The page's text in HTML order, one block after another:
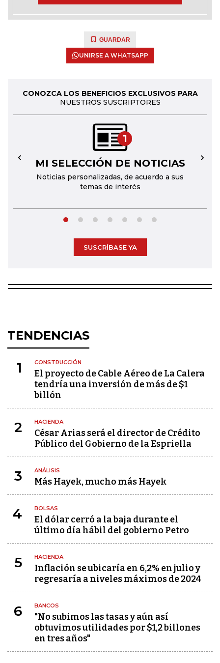
GUARDAR
UNIRSE A WHATSAPP
CONOZCA LOS BENEFICIOS EXCLUSIVOS PARA
NUESTROS SUSCRIPTORES
1
MI SELECCIÓN DE NOTICIAS
Noticias personalizadas, de acuerdo a sus
temas de interés
← →
SUSCRÍBASE YA
TENDENCIAS
1 CONSTRUCCIÓN
El proyecto de Cable Aéreo de La Calera
tendría una inversión de más de $1
billón
2 HACIENDA
César Arias será el director de Crédito
Público del Gobierno de la Espriella
3 ANÁLISIS
Más Hayek, mucho más Hayek
4 BOLSAS
El dólar cerró a la baja durante el
último día hábil del gobierno Petro
5 HACIENDA
Inflación se ubicaría en 6,2% en julio y
regresaría a niveles máximos de 2024
6 BANCOS
"No subimos las tasas y aún así
obtuvimos utilidades por $1,2 billones
en tres años"